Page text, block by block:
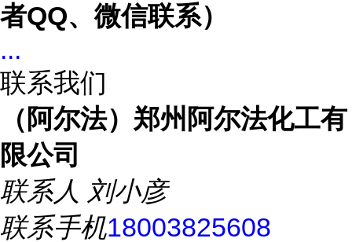
者QQ、微信联系）
...
联系我们
（阿尔法）郑州阿尔法化工有
限公司
联系人 刘小彦
联系手机18003825608